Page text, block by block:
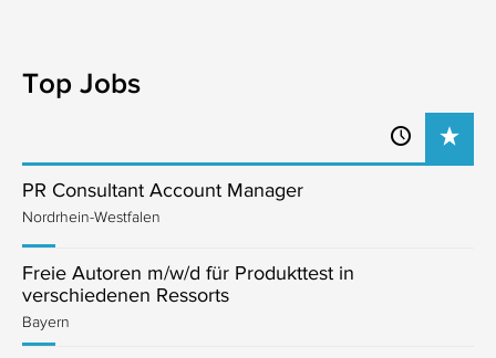
Top Jobs
PR Consultant Account Manager
Nordrhein-Westfalen
Freie Autoren m/w/d für Produkttest in
verschiedenen Ressorts
Bayern